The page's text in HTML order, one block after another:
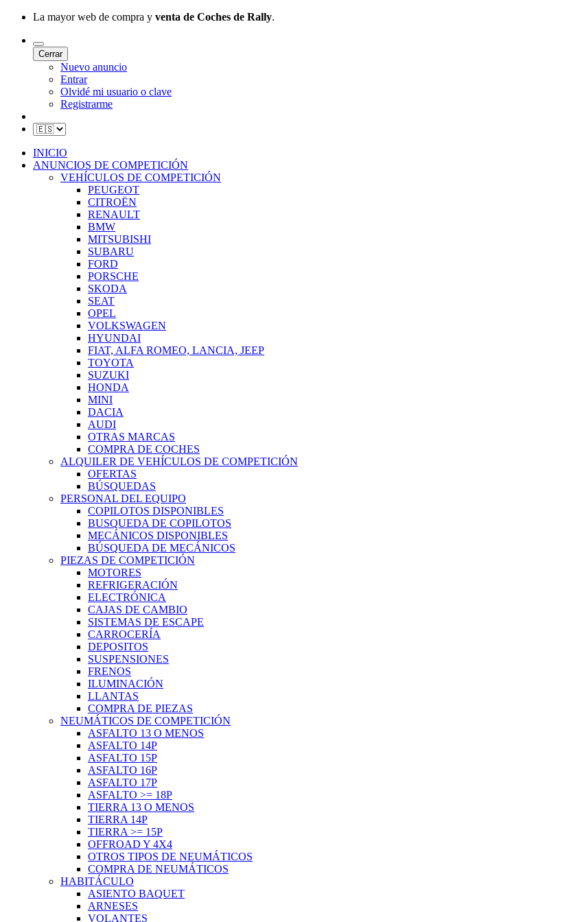
La mayor web de compra y venta de Coches de Rally.
Cerrar
Nuevo anuncio
Entrar
Olvidé mi usuario o clave
Registrarme
INICIO
ANUNCIOS DE COMPETICIÓN
VEHÍCULOS DE COMPETICIÓN
PEUGEOT
CITROËN
RENAULT
BMW
MITSUBISHI
SUBARU
FORD
PORSCHE
SKODA
SEAT
OPEL
VOLKSWAGEN
HYUNDAI
FIAT, ALFA ROMEO, LANCIA, JEEP
TOYOTA
SUZUKI
HONDA
MINI
DACIA
AUDI
OTRAS MARCAS
COMPRA DE COCHES
ALQUILER DE VEHÍCULOS DE COMPETICIÓN
OFERTAS
BÚSQUEDAS
PERSONAL DEL EQUIPO
COPILOTOS DISPONIBLES
BUSQUEDA DE COPILOTOS
MECÁNICOS DISPONIBLES
BÚSQUEDA DE MECÁNICOS
PIEZAS DE COMPETICIÓN
MOTORES
REFRIGERACIÓN
ELECTRÓNICA
CAJAS DE CAMBIO
SISTEMAS DE ESCAPE
CARROCERÍA
DEPOSITOS
SUSPENSIONES
FRENOS
ILUMINACIÓN
LLANTAS
COMPRA DE PIEZAS
NEUMÁTICOS DE COMPETICIÓN
ASFALTO 13 O MENOS
ASFALTO 14P
ASFALTO 15P
ASFALTO 16P
ASFALTO 17P
ASFALTO >= 18P
TIERRA 13 O MENOS
TIERRA 14P
TIERRA >= 15P
OFFROAD Y 4X4
OTROS TIPOS DE NEUMÁTICOS
COMPRA DE NEUMÁTICOS
HABITÁCULO
ASIENTO BAQUET
ARNESES
VOLANTES